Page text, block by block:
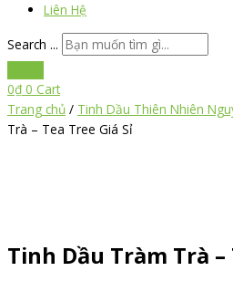
Liên Hệ
Search ...
0₫ 0 Cart
Trang chủ / Tinh Dầu Thiên Nhiên
Trà – Tea Tree Giá Sỉ
Tinh Dầu Tràm Trà –